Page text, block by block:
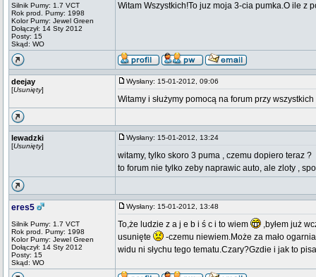
Silnik Pumy: 1.7 VCT
Rok prod. Pumy: 1998
Kolor Pumy: Jewel Green
Dołączył: 14 Sty 2012
Posty: 15
Skąd: WO
Witam Wszystkich!To juz moja 3-cia pumka.O ile z
deejay
[Usunięty]
Wysłany: 15-01-2012, 09:06
Witamy i służymy pomocą na forum przy
lewadzki
[Usunięty]
Wysłany: 15-01-2012, 13:24
witamy, tylko skoro 3 puma , czemu dopiero teraz ?
to forum nie tylko zeby naprawic auto, ale zloty ,
eres5
Silnik Pumy: 1.7 VCT
Rok prod. Pumy: 1998
Kolor Pumy: Jewel Green
Dołączył: 14 Sty 2012
Posty: 15
Skąd: WO
Wysłany: 15-01-2012, 13:48
To,że ludzie z a j e b i ś c i to wiem
,byłem już
usunięte
-czemu niewiem.Może za mało
widu ni słychu tego tematu.Czary?Gzdie i jak to